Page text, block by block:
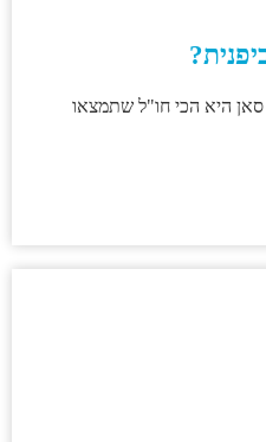
סאן היא הכי חו"ל שתמצאו